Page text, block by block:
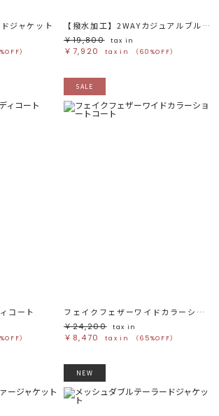
ジャケット
）
【撥水加工】2WAYカジュアルブルゾン
￥19,800
tax in
￥7,920 tax in （60%OFF）
コート
）
SALE
フェイクフェザーワイドカラーショートコート
￥24,200
tax in
￥8,470 tax in （65%OFF）
NEW